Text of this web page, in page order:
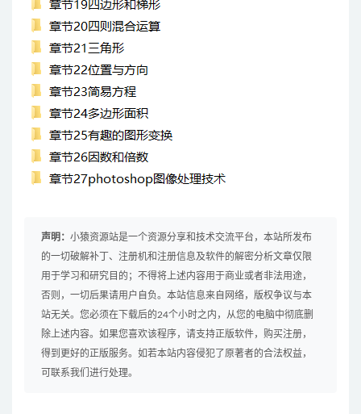
声明： 小猿资源站是一个资源分享和技术交流平台，本站所发布
的一切破解补丁、注册机和注册信息及软件的解密分析文章仅限
用于学习和研究目的；不得将上述内容用于商业或者非法用途，
否则，一切后果请用户自负。本站信息来自网络，版权争议与本
站无关。您必须在下载后的24个小时之内，从您的电脑中彻底删
除上述内容。如果您喜欢该程序，请支持正版软件，购买注册，
得到更好的正版服务。如若本站内容侵犯了原著者的合法权益，
可联系我们进行处理。